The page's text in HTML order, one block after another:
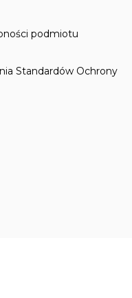
podmiotu
Standardów Ochrony